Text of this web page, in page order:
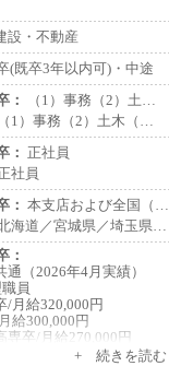
設・不動産
(既卒3年以内可)・中途
：
（1）事務（2）土…
（1）事務（2）土木（…
： 正社員
社員
： 本支店および全国（…
海道／宮城県／埼玉県…
：
通（2026年4月実績）
員
/月給320,000円
給300,000円
専卒/月給270,000円
+ 続きを読む